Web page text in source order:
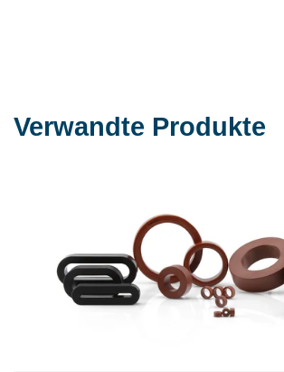
Verwandte Produkte